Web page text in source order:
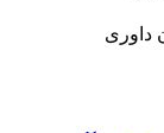
داوری